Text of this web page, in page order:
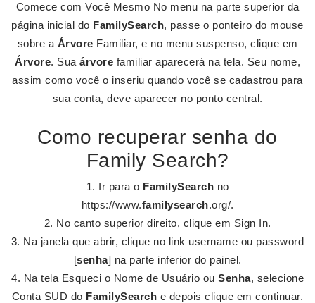
Comece com Você Mesmo No menu na parte superior da
página inicial do FamilySearch, passe o ponteiro do mouse
sobre a Árvore Familiar, e no menu suspenso, clique em
Árvore. Sua árvore familiar aparecerá na tela. Seu nome,
assim como você o inseriu quando você se cadastrou para
sua conta, deve aparecer no ponto central.
Como recuperar senha do
Family Search?
Ir para o FamilySearch no
https://www.familysearch.org/.
No canto superior direito, clique em Sign In.
Na janela que abrir, clique no link username ou password
[senha] na parte inferior do painel.
Na tela Esqueci o Nome de Usuário ou Senha, selecione
Conta SUD do FamilySearch e depois clique em continuar.